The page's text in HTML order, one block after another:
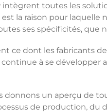
intègrent toutes les
la raison pour
ses spécificités, que
ce dont les fabricants
à se développer
donnons un aperçu de
de production, du